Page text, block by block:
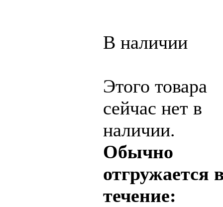
В наличии
Этого товара
сейчас нет в
наличии.
Обычно
отгружается
течение: